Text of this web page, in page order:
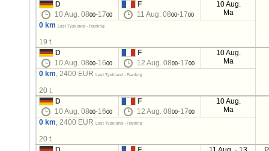
D
10 Aug. 0800-1700
F
11 Aug. 0800-1700
10 Aug.
Ma
0 km
Last Tyskland - Frankrig
19 t.
D
10 Aug. 0800-1600
F
12 Aug. 0800-1700
10 Aug.
Ma
0 km, 2400 EUR Last Tyskland - Frankrig
20 t.
D
10 Aug. 0800-1600
F
12 Aug. 0800-1700
10 Aug.
Ma
0 km, 2400 EUR Last Tyskland - Frankrig
20 t.